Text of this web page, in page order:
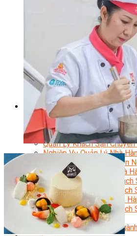
Bánh Mì Nâng Cao
Bánh Đài Loan
Bánh Ngắn Hạn
Bánh Kinh Doanh
Handmade Mini Cake
Master Class
Bí Quyết Kinh Doanh Và
Chuyên Đề Bếp Bánh
Video Dạy Làm Bánh
Quản Trị NHKS
Quản Trị Nhà Hàng Khách
Nghiệp Vụ Quản Lý NH-KS
Quản Lý Nhà Hàng Chuyên
Quản Lý Khách Sạn
Nghiệp Vụ Quản Lý Nhà
Nghiệp Vụ Lễ Tân Chuyên
Giám Đốc Điều Hành Nhà
Tiếng Anh Nhà Hàng Khách
Khởi Sự Kinh Doanh Khách
Khởi Sự Kinh Doanh Nhà
Khởi Sự Kinh Doanh
AirBnB
Kiến Thức & Kỹ Năng